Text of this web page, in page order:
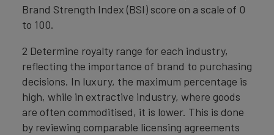
Brand Strength Index (BSI) score on a scale of 0
to 100.
2 Determine royalty range for each industry,
reflecting the importance of brand to purchasing
decisions. In luxury, the maximum percentage is
high, while in extractive industry, where goods
are often commoditised, it is lower. This is done
by reviewing comparable licensing agreements